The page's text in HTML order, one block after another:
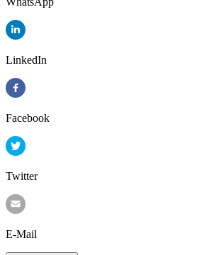
LinkedIn
Facebook
Twitter
E-Mail